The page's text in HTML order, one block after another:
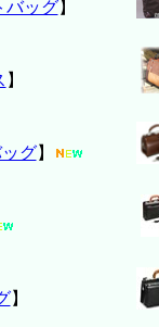
バッグ】
】
グ】
】